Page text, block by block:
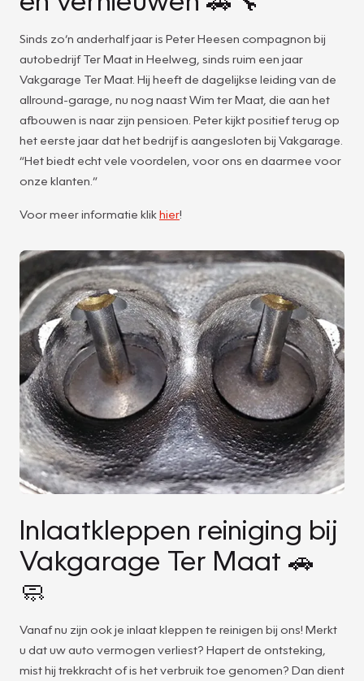
Sinds zo’n anderhalf jaar is Peter Heesen compagnon bij
autobedrijf Ter Maat in Heelweg, sinds ruim een jaar
Vakgarage Ter Maat. Hij heeft de dagelijkse leiding van de
allround-garage, nu nog naast Wim ter Maat, die aan het
afbouwen is naar zijn pensioen. Peter kijkt positief terug op
het eerste jaar dat het bedrijf is aangesloten bij Vakgarage.
“Het biedt echt vele voordelen, voor ons en daarmee voor
onze klanten.”
Voor meer informatie klikhier!
Inlaatkleppen reiniging bij
Vakgarage Ter Maat 🚗
🧼
Vanaf nu zijn ook je inlaat kleppen te reinigen bij ons! Merkt
u dat uw auto vermogen verliest? Hapert de ontsteking,
mist hij trekkracht of is het verbruik toe genomen? Dan dient